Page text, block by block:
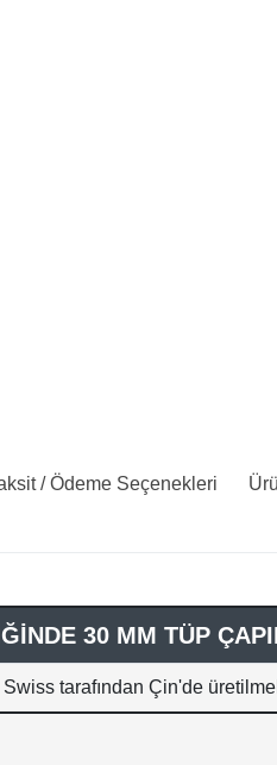
/ Ödeme Seçenekleri
30 MM TÜP
Swiss tarafından Çin'de